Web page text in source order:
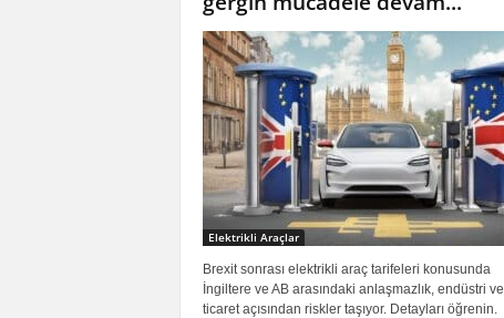
Elektrikli Araçlar
Brexit sonrası elektrikli araç tarifeleri konusunda
İngiltere ve AB arasındaki anlaşmazlık, endüstri ve
ticaret açısından riskler taşıyor. Detayları öğrenin.